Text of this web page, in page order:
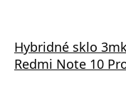
Hybridné sklo
Redmi Note 10